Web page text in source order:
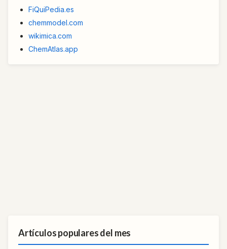
FiQuiPedia.es
chemmodel.com
wikimica.com
ChemAtlas.app
Artículos populares del mes